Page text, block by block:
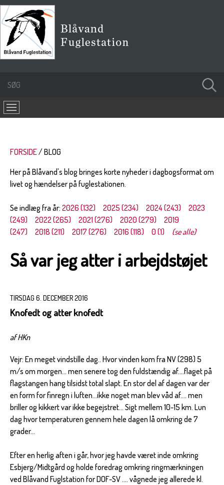
FORSIDE
BLOG
Her på Blåvand's blog bringes korte nyheder i dagbogsformat om
livet og hændelser på fuglestationen.
Se indlæg fra år: 2026 (132) 2025 (234) 2024 (243)
2023
(249)
2022 (265) 2021 (276) 2020 (279)
2019
(247)
2018 (211) 2017 (276) 2016 (118) 0 (1) (se alle)
Så var jeg atter i arbejdstøjet
TIRSDAG 6. DECEMBER 2016
Knofedt og atter knofedt
af HKn
Vejr: En meget vindstille dag.. Hvor vinden kom fra NV (298) 5
m/s om morgen... men senere tog den fuldstændig af....flaget på
flagstangen hang tilsidst total slapt. En stor del af dagen var der
en form for finregn i luften...ikke noget man blev våd af.... men
briller og kikkert var ikke begejstret... Sigt mellem 10-15 km. Lun
dag hvor temperaturen gennem hele dagen lå omkring de 7
grader...
Efter en herlig aften i går, hvor jeg havde været inde omkring
Esbjerg/Midtgård og holde foredrag omkring ringmærkningen
ved Blåvand Fuglstation for DOF-SV .... vågnede jeg allerede kl.